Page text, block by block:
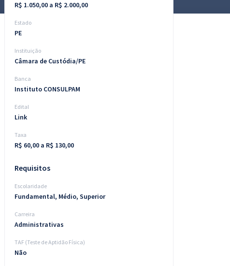
R$ 1.050,00 a R$ 2.000,00
Estado
PE
Instituição
Câmara de Custódia/PE
Banca
Instituto CONSULPAM
Edital
Link
Taxa
R$ 60,00 a R$ 130,00
Requisitos
Escolaridade
Fundamental, Médio, Superior
Carreira
Administrativas
TAF (Teste de Aptidão Física)
Não